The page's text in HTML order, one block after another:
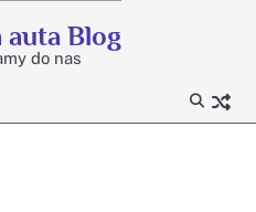
auta Blog
do nas